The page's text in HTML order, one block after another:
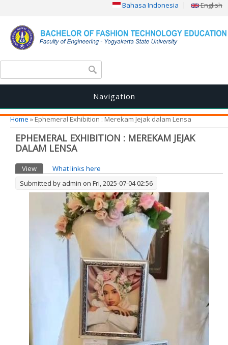
Bahasa Indonesia English
Search form
Navigation
You are here
Home» Ephemeral Exhibition : Merekam Jejak dalam Lensa
EPHEMERAL EXHIBITION : MEREKAM JEJAK
DALAM LENSA
Primary tabs
View (active tab)
What links here
Submitted by admin on Fri, 2025-07-04 02:56